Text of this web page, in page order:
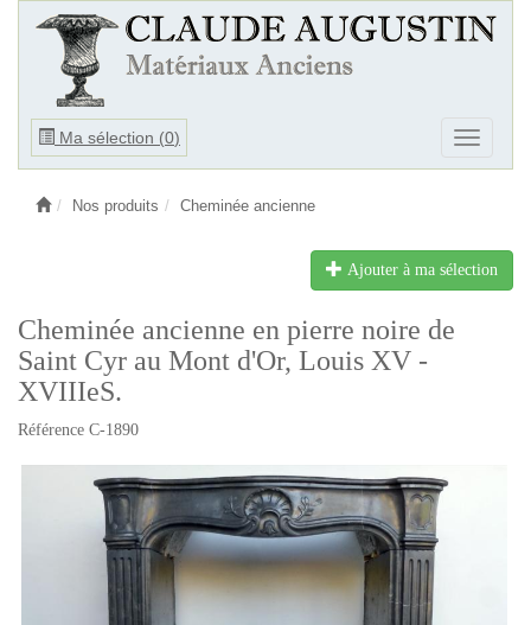
Ma sélection (0)
Ouvrir
Ouvrir
le
Nos produits Cheminée ancienne
Ajouter à ma sélection
Cheminée ancienne en pierre noire de
Saint Cyr au Mont d'Or, Louis XV -
XVIIIeS.
Référence C-1890